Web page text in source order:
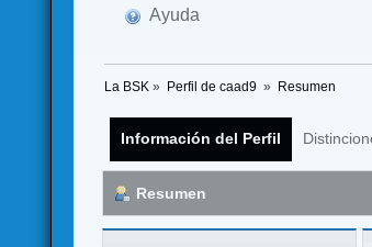
Ayuda
La BSK » Perfil de caad9 » Resumen
Información del Perfil
Resumen